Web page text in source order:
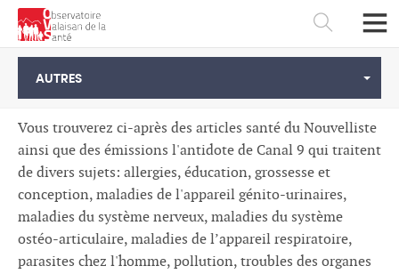
AUTRES
Vous trouverez ci-après des articles santé du Nouvelliste
ainsi que des émissions l'antidote de Canal 9 qui traitent
de divers sujets: allergies, éducation, grossesse et
conception, maladies de l'appareil génito-urinaires,
maladies du système nerveux, maladies du système
ostéo-articulaire, maladies de l’appareil respiratoire,
parasites chez l'homme, pollution, troubles des organes